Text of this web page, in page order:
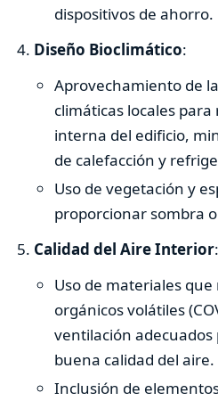
dispositivos de ahorro.
Diseño Bioclimático:
Aprovechamiento de
climáticas locales
interna del edificio,
de calefacción y
Uso de vegetación y
proporcionar sombra
Calidad del Aire Interior:
Uso de materiales
orgánicos volátiles
ventilación
buena calidad del aire.
Inclusión de